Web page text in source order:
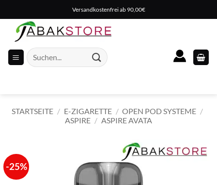
Inhalt
springen
Versandkostenfrei ab 90,00€
Suche
nach:
STARTSEITE / E-ZIGARETTE / OPEN POD SYSTEME /
ASPIRE / ASPIRE AVATA
-25%